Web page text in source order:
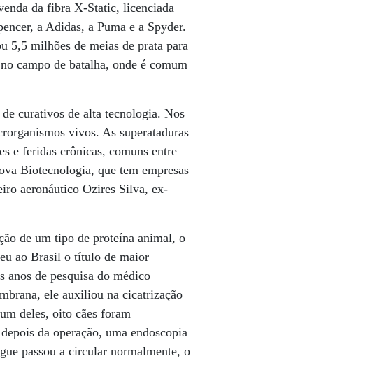
da fibra X-Static, licenciada
a Adidas, a Puma e a Spyder.
5,5 milhões de meias de prata para
campo de batalha, onde é comum
curativos de alta tecnologia. Nos
vivos. As superataduras
e feridas crônicas, comuns entre
Biotecnologia, que tem empresas
aeronáutico Ozires Silva, ex-
de um tipo de proteína animal, o
ao Brasil o título de maior
de pesquisa do médico
ele auxiliou na cicatrização
deles, oito cães foram
da operação, uma endoscopia
passou a circular normalmente, o